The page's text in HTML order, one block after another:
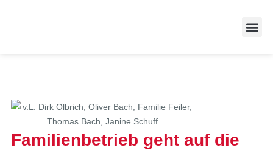
Familienbetrieb geht auf die